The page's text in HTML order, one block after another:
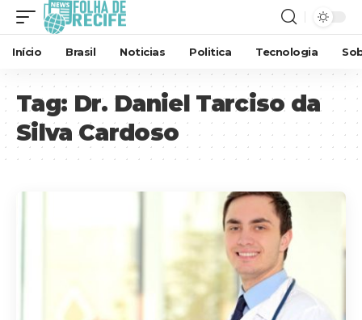
Início Brasil Noticias Politica Tecnologia
Tag: Dr. Daniel Tarciso da
Silva Cardoso